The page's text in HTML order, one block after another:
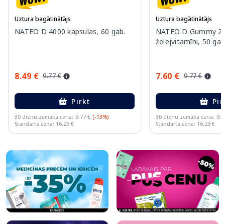
Uztura bagātinātājs
NATEO D 4000 kapsulas, 60 gab.
8.49 € 9.77 €
Pirkt
30 dienu zemākā cena: 9.77 € (-13%)
Standarta cena: 16.29 €
Uztura bagātinātājs
NATEO D Gummy
želejvitamīni, 50
7.60 € 9.77 €
30 dienu zemākā cena:
Standarta cena: 16.29 €